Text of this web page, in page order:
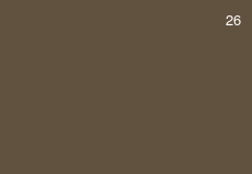
26